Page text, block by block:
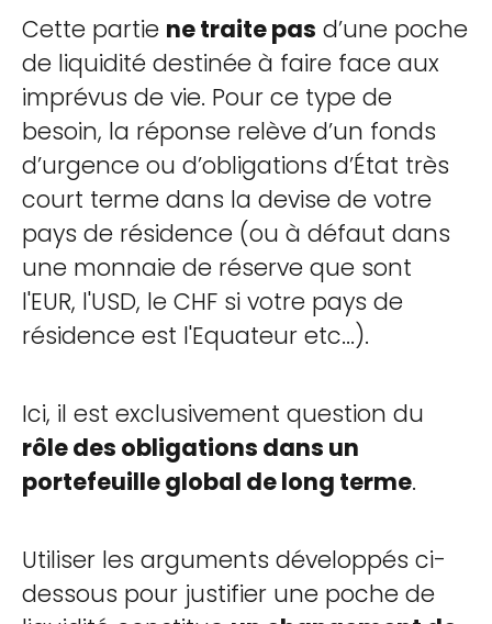
Cette partie ne traite pas d’une poche
de liquidité destinée à faire face aux
imprévus de vie. Pour ce type de
besoin, la réponse relève d’un fonds
d’urgence ou d’obligations d’État très
court terme dans la devise de votre
pays de résidence (ou à défaut dans
une monnaie de réserve que sont
l'EUR, l'USD, le CHF si votre pays de
résidence est l'Equateur etc...).
Ici, il est exclusivement question du
rôle des obligations dans un
portefeuille global de long terme.
Utiliser les arguments développés ci-
dessous pour justifier une poche de